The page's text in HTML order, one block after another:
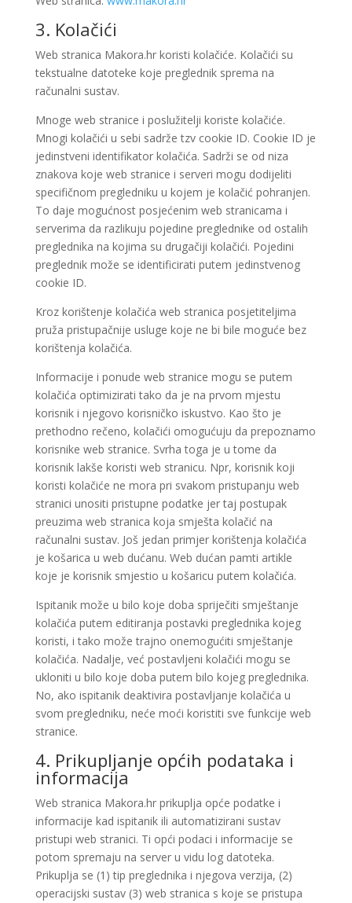
3. Kolačići
Web stranica Makora.hr koristi kolačiće. Kolačići su
tekstualne datoteke koje preglednik sprema na
računalni sustav.
Mnoge web stranice i poslužitelji koriste kolačiće.
Mnogi kolačići u sebi sadrže tzv cookie ID. Cookie ID je
jedinstveni identifikator kolačića. Sadrži se od niza
znakova koje web stranice i serveri mogu dodijeliti
specifičnom pregledniku u kojem je kolačić pohranjen.
To daje mogućnost posjećenim web stranicama i
serverima da razlikuju pojedine preglednike od ostalih
preglednika na kojima su drugačiji kolačići. Pojedini
preglednik može se identificirati putem jedinstvenog
cookie ID.
Kroz korištenje kolačića web stranica posjetiteljima
pruža pristupačnije usluge koje ne bi bile moguće bez
korištenja kolačića.
Informacije i ponude web stranice mogu se putem
kolačića optimizirati tako da je na prvom mjestu
korisnik i njegovo korisničko iskustvo. Kao što je
prethodno rečeno, kolačići omogućuju da prepoznamo
korisnike web stranice. Svrha toga je u tome da
korisnik lakše koristi web stranicu. Npr, korisnik koji
koristi kolačiće ne mora pri svakom pristupanju web
stranici unositi pristupne podatke jer taj postupak
preuzima web stranica koja smješta kolačić na
računalni sustav. Još jedan primjer korištenja kolačića
je košarica u web dućanu. Web dućan pamti artikle
koje je korisnik smjestio u košaricu putem kolačića.
Ispitanik može u bilo koje doba spriječiti smještanje
kolačića putem editiranja postavki preglednika kojeg
koristi, i tako može trajno onemogućiti smještanje
kolačića. Nadalje, već postavljeni kolačići mogu se
ukloniti u bilo koje doba putem bilo kojeg preglednika.
No, ako ispitanik deaktivira postavljanje kolačića u
svom pregledniku, neće moći koristiti sve funkcije web
stranice.
4. Prikupljanje općih podataka i
informacija
Web stranica Makora.hr prikuplja opće podatke i
informacije kad ispitanik ili automatizirani sustav
pristupi web stranici. Ti opći podaci i informacije se
potom spremaju na server u vidu log datoteka.
Prikuplja se (1) tip preglednika i njegova verzija, (2)
operacijski sustav (3) web stranica s koje se pristupa